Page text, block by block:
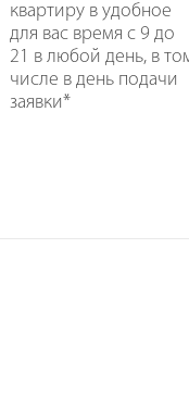
квартиру в удобное
для вас время с 9 до
21 в любой день, в
числе в день подачи
заявки*